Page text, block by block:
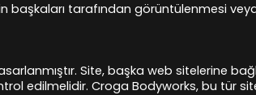
başkaları tarafından görüntülenmesi
Site, başka web sitelerine
edilmelidir. Croga Bodyworks, bu tür